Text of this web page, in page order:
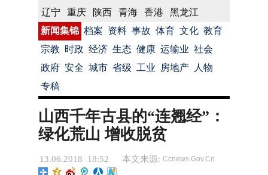
辽宁
重庆 陕西 青海 香港
黑龙江
新闻集锦 档案 资料 事故 体育 文化 教育
宗教 时政 经济 生态 健康 运输业 社会
政府 安全 城市 省级 工业 房地产
人物
专稿
山西千年古县的“连翘经”：
绿化荒山 增收脱贫
13.06.2018 18:52 本文来源: Ccnews.Gov.Cn